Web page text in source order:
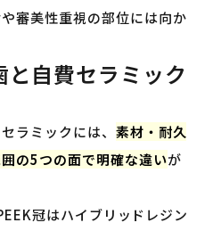
審美性重視の部位には向か
自費セラミック
ラミックには、 素材・耐久
の5つの面で明確な違いが
冠はハイブリッドレジン